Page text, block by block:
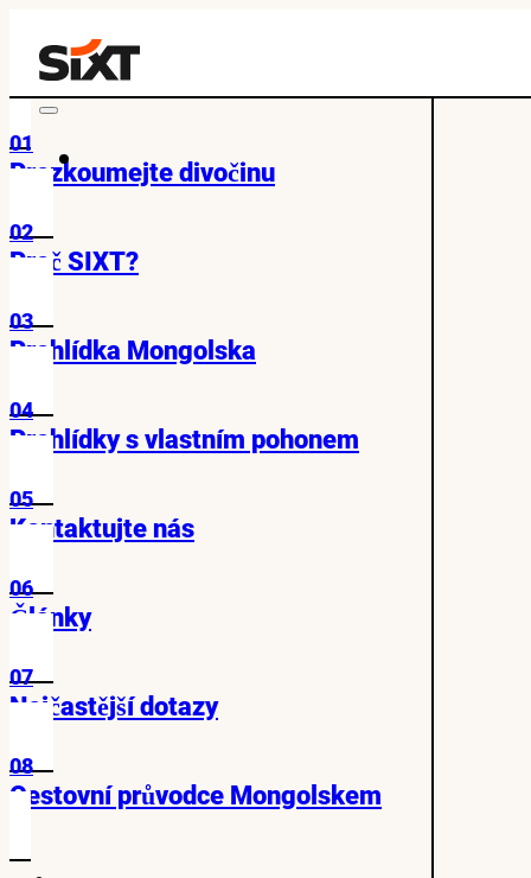
01
Prozkoumejte divočinu
02
Proč SIXT?
03
Prohlídka Mongolska
04
Prohlídky s vlastním pohonem
05
Kontaktujte nás
06
Články
07
Nejčastější dotazy
08
Cestovní průvodce Mongolskem